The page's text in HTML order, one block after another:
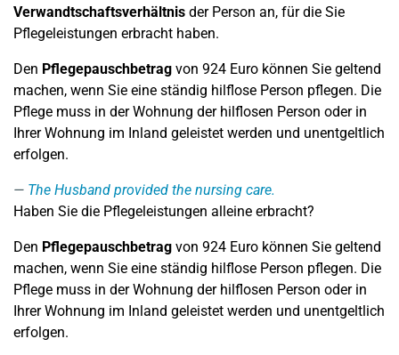
Verwandtschaftsverhältnis der Person an, für die Sie
Pflegeleistungen erbracht haben.
Den Pflegepauschbetrag von 924 Euro können Sie geltend
machen, wenn Sie eine ständig hilflose Person pflegen. Die
Pflege muss in der Wohnung der hilflosen Person oder in
Ihrer Wohnung im Inland geleistet werden und unentgeltlich
erfolgen.
The Husband provided the nursing care.
Haben Sie die Pflegeleistungen alleine erbracht?
Den Pflegepauschbetrag von 924 Euro können Sie geltend
machen, wenn Sie eine ständig hilflose Person pflegen. Die
Pflege muss in der Wohnung der hilflosen Person oder in
Ihrer Wohnung im Inland geleistet werden und unentgeltlich
erfolgen.